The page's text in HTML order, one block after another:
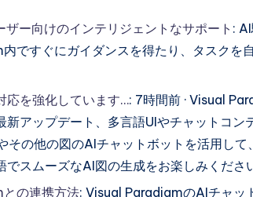
ー向けのインテリジェントなサポート :
ですぐにガイダンスを得たり、タスクを
応を強化しています…: 7時間前 · Visual
アップデート、多言語UIやチャットコン
その他の図のAIチャットボットを活用して
スムーズなAI図の生成をお楽しみくださ
の連携方法: Visual ParadigmのAIチャッ